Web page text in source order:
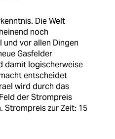
Die Welt
noch
und vor allen Dingen
Gasfelder
damit logischerweise
entscheidet
wird durch das
der Strompreis
Strompreis zur Zeit: 15